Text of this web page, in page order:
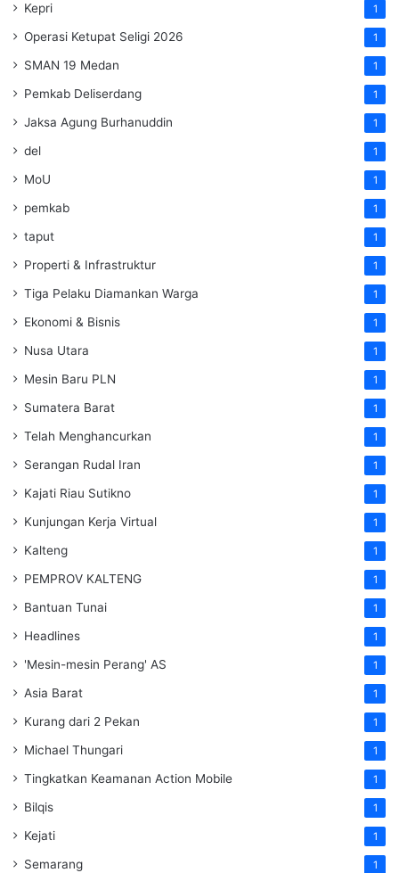
Kepri 1
Operasi Ketupat Seligi 2026 1
SMAN 19 Medan 1
Pemkab Deliserdang 1
Jaksa Agung Burhanuddin 1
del 1
MoU 1
pemkab 1
taput 1
Properti & Infrastruktur 1
Tiga Pelaku Diamankan Warga 1
Ekonomi & Bisnis 1
Nusa Utara 1
Mesin Baru PLN 1
Sumatera Barat 1
Telah Menghancurkan 1
Serangan Rudal Iran 1
Kajati Riau Sutikno 1
Kunjungan Kerja Virtual 1
Kalteng 1
PEMPROV KALTENG 1
Bantuan Tunai 1
Headlines 1
'Mesin-mesin Perang' AS 1
Asia Barat 1
Kurang dari 2 Pekan 1
Michael Thungari 1
Tingkatkan Keamanan Action Mobile 1
Bilqis 1
Kejati 1
Semarang 1